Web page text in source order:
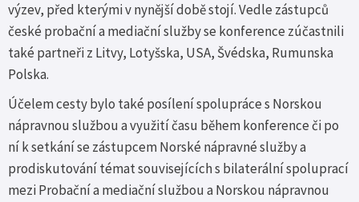
výzev, před kterými v nynější době stojí. Vedle zástupců
české probační a mediační služby se konference zúčastnili
také partneři z Litvy, Lotyšska, USA, Švédska, Rumunska
Polska.
Účelem cesty bylo také posílení spolupráce s Norskou
nápravnou službou a využití času během konference či po
ní k setkání se zástupcem Norské nápravné služby a
prodiskutování témat souvisejících s bilaterální spoluprací
mezi Probační a mediační službou a Norskou nápravnou